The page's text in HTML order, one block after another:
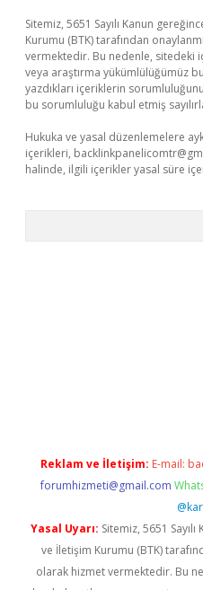
Sitemiz, 5651 Sayılı Kanun
Kurumu (BTK) tarafından
vermektedir. Bu nedenle, sitedeki
veya araştırma yükümlülüğümüz
yazdıkları içeriklerin
bu sorumluluğu kabul etmiş
Hukuka ve yasal düzenlemelere
içerikleri,
halinde, ilgili içerikler yasal süre
Reklam ve İletişim: E-mail:
forumhizmeti@gmail.com
Yasal Uyarı: Sitemiz, 5651
ve İletişim Kurumu (BTK)
olarak hizmet vermektedir. Bu